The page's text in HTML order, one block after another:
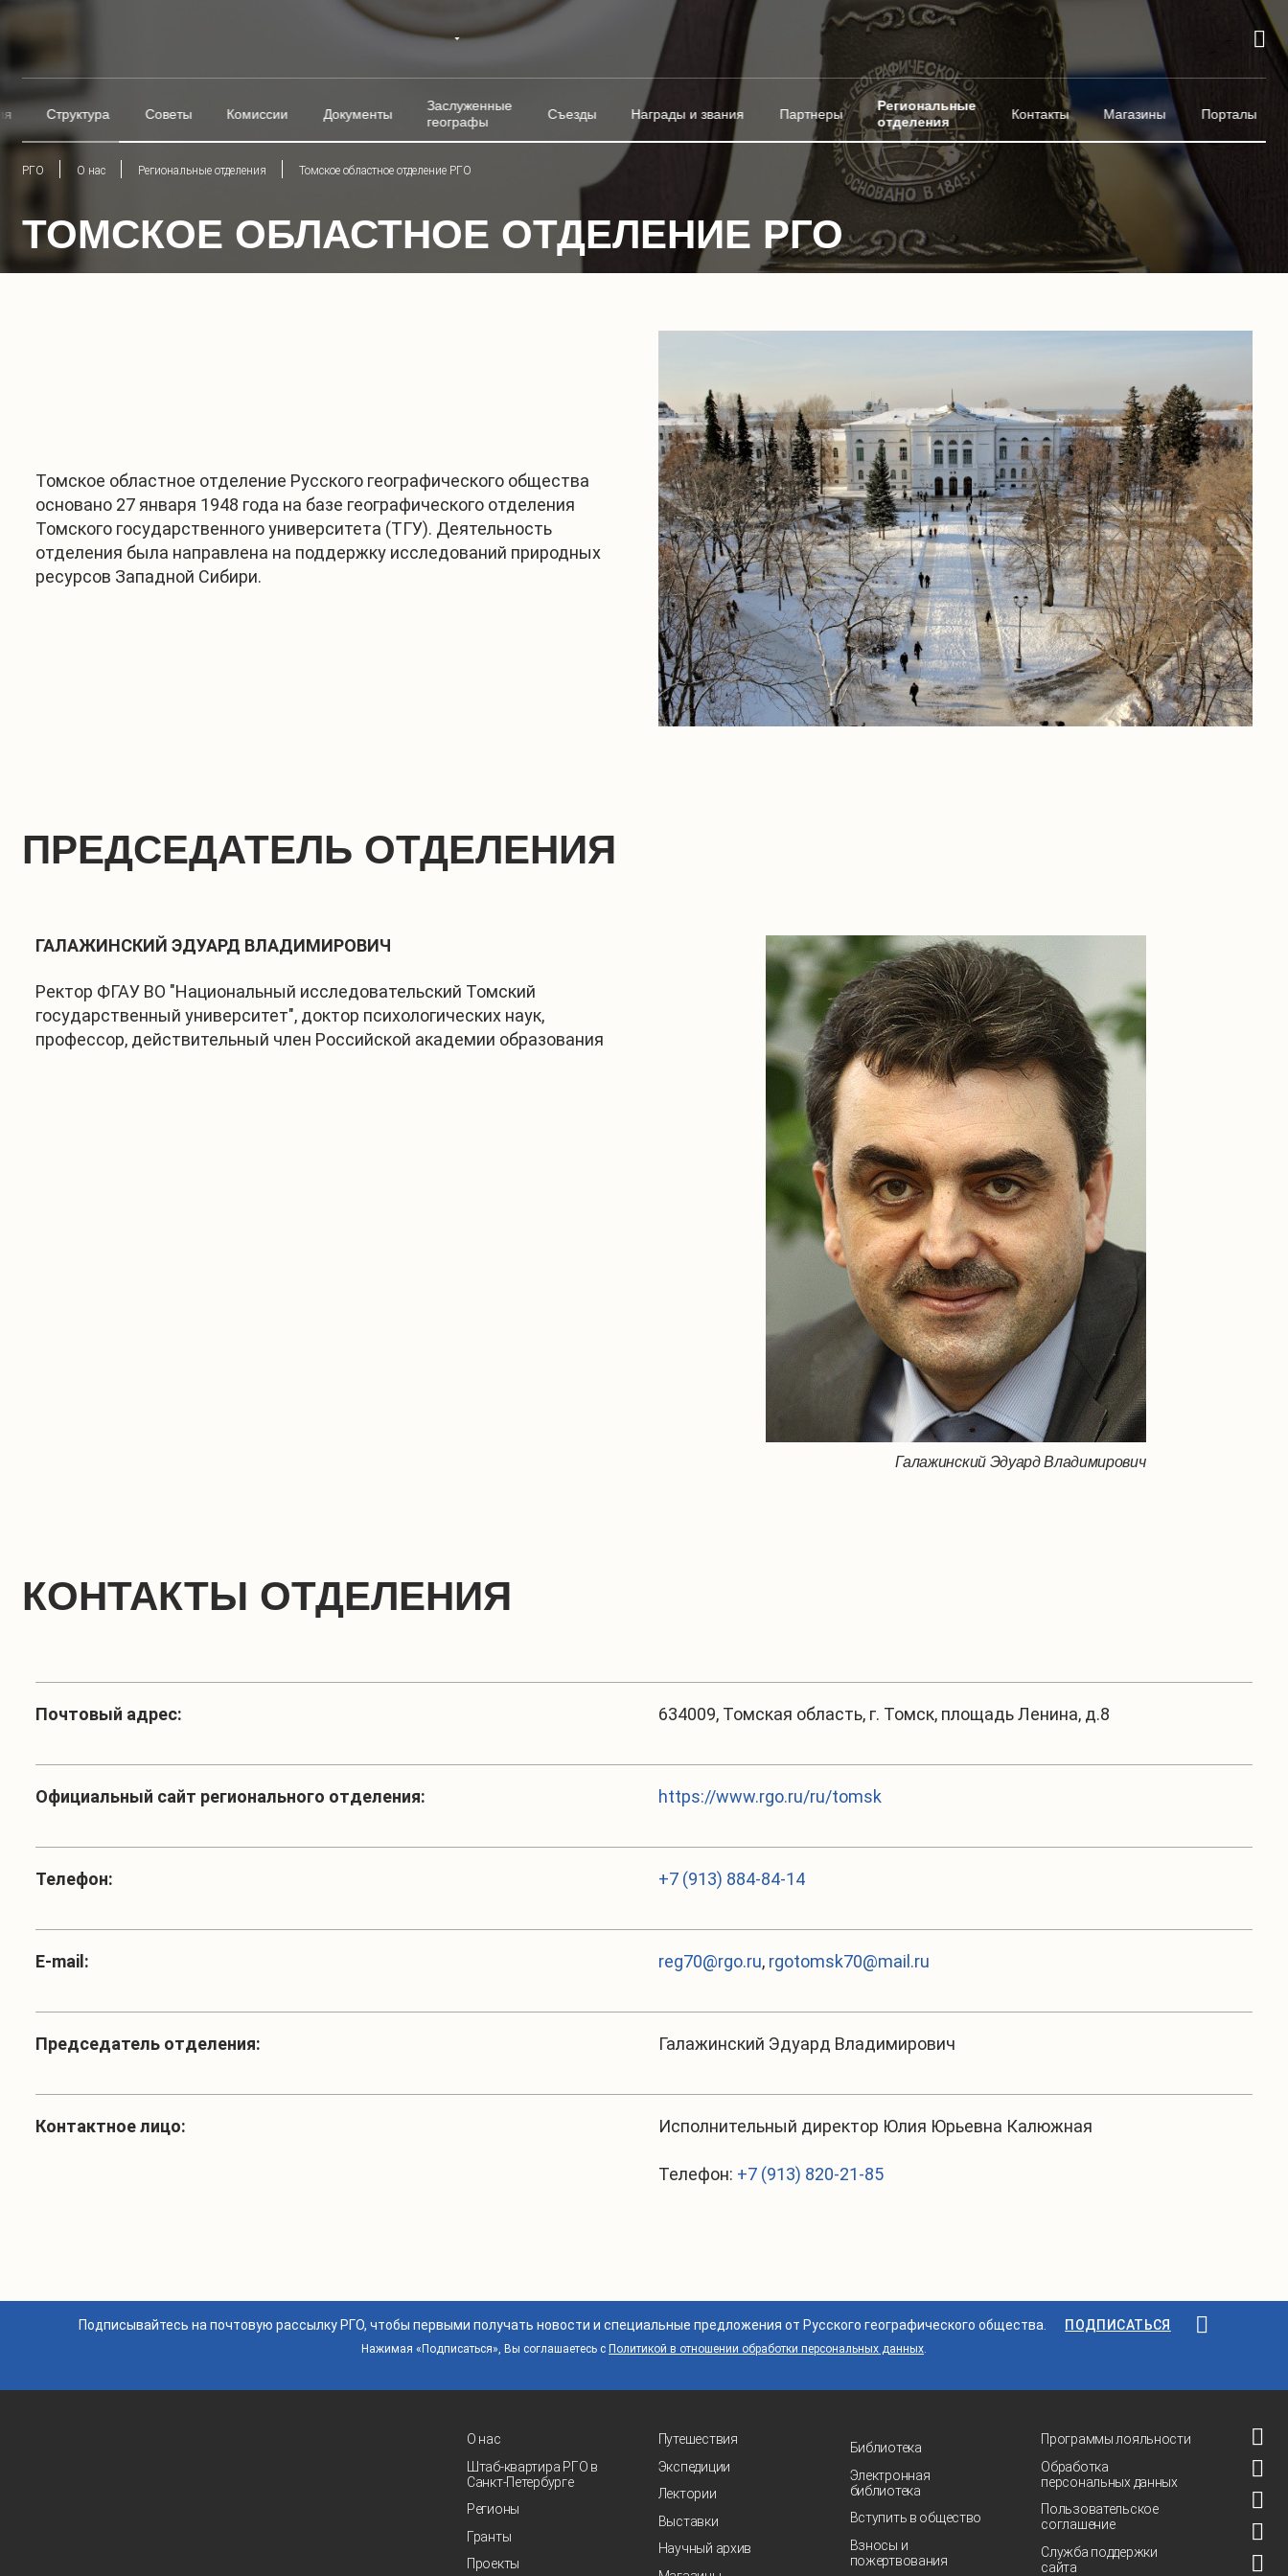
Структура Советы Комиссии Документы
Заслуженные
географы
Съезды Награды и звания Партнеры
Региональные
отделения
Контакты Магазины Порталы
РГО О нас Региональные отделения Томское областное отделение РГО
ТОМСКОЕ ОБЛАСТНОЕ ОТДЕЛЕНИЕ РГО
Томское областное отделение Русского географического общества
основано 27 января 1948 года на базе географического отделения
Томского государственного университета (ТГУ). Деятельность
отделения была направлена на поддержку исследований природных
ресурсов Западной Сибири.
ПРЕДСЕДАТЕЛЬ ОТДЕЛЕНИЯ
ГАЛАЖИНСКИЙ ЭДУАРД ВЛАДИМИРОВИЧ
Ректор ФГАУ ВО "Национальный исследовательский Томский
государственный университет", доктор психологических наук,
профессор, действительный член Российской академии образования
Галажинский Эдуард Владимирович
КОНТАКТЫ ОТДЕЛЕНИЯ
Почтовый адрес: 634009, Томская область, г. Томск, площадь Ленина, д.8
Официальный сайт регионального отделения: https://www.rgo.ru/ru/tomsk
Телефон: +7 (913) 884-84-14
Е-mail: reg70@rgo.ru, rgotomsk70@mail.ru
Председатель отделения: Галажинский Эдуард Владимирович
Контактное лицо: Исполнительный директор Юлия Юрьевна Калюжная
Телефон: +7 (913) 820-21-85
Подписывайтесь на почтовую рассылку РГО, чтобы первыми получать новости и специальные предложения от Русского географического общества. ПОДПИСАТЬСЯ
Нажимая «Подписаться», Вы соглашаетесь с Политикой в отношении обработки персональных данных.
О нас
Штаб-квартира РГО в
Санкт‑Петербурге
Регионы
Гранты
Проекты
Путешествия
Экспедиции
Лектории
Выставки
Научный архив
Библиотека
Электронная
библиотека
Вступить в общество
Взносы и
пожертвования
Программы лояльности
Обработка
персональных данных
Пользовательское
соглашение
Служба поддержки
сайта